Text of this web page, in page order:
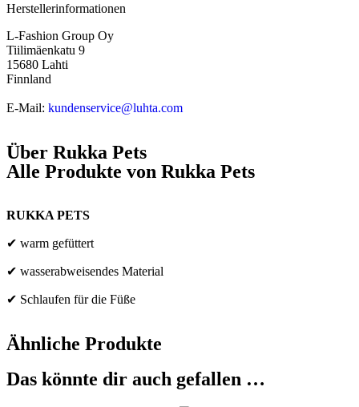
Herstellerinformationen
L-Fashion Group Oy
Tiilimäenkatu 9
15680 Lahti
Finnland
E-Mail: kundenservice@luhta.com
Über Rukka Pets
Alle Produkte von Rukka Pets
RUKKA PETS
✔ warm gefüttert
✔ wasserabweisendes Material
✔ Schlaufen für die Füße
Ähnliche Produkte
Das könnte dir auch gefallen …